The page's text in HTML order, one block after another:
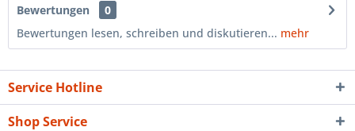
Bewertungen
0
Bewertungen lesen, schreiben und diskutieren... mehr
Service Hotline
Shop Service